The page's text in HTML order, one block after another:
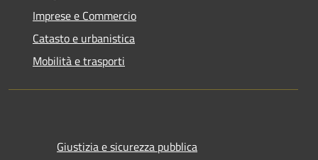
Imprese e Commercio
Catasto e urbanistica
Mobilità e trasporti
Giustizia e sicurezza pubblica